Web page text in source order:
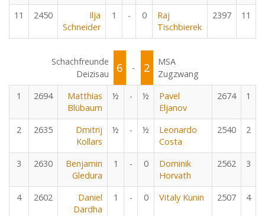
11 2450
Ilja
Schneider
1 - 0
Raj
Tischbierek
2397 11
Schachfreunde
Deizisau
6 - 2
MSA
Zugzwang
1
2694
Matthias
Blübaum
½ - ½
Pavel
Eljanov
2674 1
2 2635
Dmitrij
Kollars
½ - ½
Leonardo
Costa
2540 2
3 2630
Benjamin
Gledura
1 - 0
Dominik
Horvath
2562 3
4 2602
Daniel
Dardha
1 - 0 Vitaly Kunin 2507 4